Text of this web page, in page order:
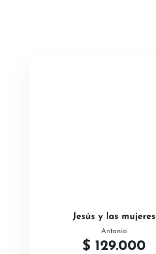
Jesús y las mujeres
Antonio
$ 129.000